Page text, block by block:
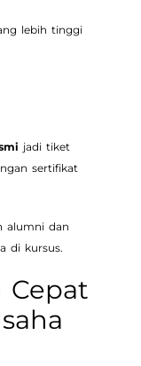
lebih tinggi
jadi tiket
sertifikat
alumni dan
di kursus.
Cepat